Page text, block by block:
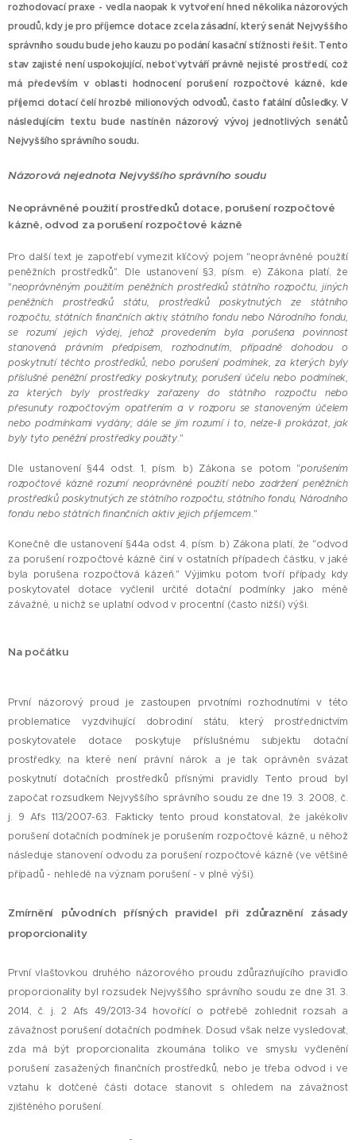
rozhodovací praxe - vedla naopak k vytvoření hned několika názorových
proudů, kdy je pro příjemce dotace zcela zásadní, který senát Nejvyššího
správního soudu bude jeho kauzu po podání kasační stížnosti řešit. Tento
stav zajisté není uspokojující, neboť vytváří právně nejisté prostředí, což
má především v oblasti hodnocení porušení rozpočtové kázně, kde
příjemci dotací čelí hrozbě milionových odvodů, často fatální důsledky. V
následujícím textu bude nastíněn názorový vývoj jednotlivých senátů
Nejvyššího správního soudu.
Názorová nejednota Nejvyššího správního soudu
Neoprávněné použití prostředků dotace, porušení rozpočtové
kázně, odvod za porušení rozpočtové kázně
Pro další text je zapotřebí vymezit klíčový pojem "neoprávněné použití
peněžních prostředků". Dle ustanovení §3, písm. e) Zákona platí, že
"neoprávněným použitím peněžních prostředků státního rozpočtu, jiných
peněžních prostředků státu, prostředků poskytnutých ze státního
rozpočtu, státních finančních aktiv, státního fondu nebo Národního fondu,
se rozumí jejich výdej, jehož provedením byla porušena povinnost
stanovená právním předpisem, rozhodnutím, případně dohodou o
poskytnutí těchto prostředků, nebo porušení podmínek, za kterých byly
příslušné peněžní prostředky poskytnuty, porušení účelu nebo podmínek,
za kterých byly prostředky zařazeny do státního rozpočtu nebo
přesunuty rozpočtovým opatřením a v rozporu se stanoveným účelem
nebo podmínkami vydány; dále se jím rozumí i to, nelze-li prokázat, jak
byly tyto peněžní prostředky použity."
Dle ustanovení §44 odst. 1, písm. b) Zákona se potom "porušením
rozpočtové kázně rozumí neoprávněné použití nebo zadržení peněžních
prostředků poskytnutých ze státního rozpočtu, státního fondu, Národního
fondu nebo státních finančních aktiv jejich příjemcem."
Konečně dle ustanovení §44a odst. 4, písm. b) Zákona platí, že "odvod
za porušení rozpočtové kázně činí v ostatních případech částku, v jaké
byla porušena rozpočtová kázeň." Výjimku potom tvoří případy, kdy
poskytovatel dotace vyčlenil určité dotační podmínky jako méně
závažné, u nichž se uplatní odvod v procentní (často nižší) výši.
Na počátku
První názorový proud je zastoupen prvotními rozhodnutími v této
problematice vyzdvihující dobrodiní státu, který prostřednictvím
poskytovatele dotace poskytuje příslušnému subjektu dotační
prostředky, na které není právní nárok a je tak oprávněn svázat
poskytnutí dotačních prostředků přísnými pravidly. Tento proud byl
započat rozsudkem Nejvyššího správního soudu ze dne 19. 3. 2008, č.
j. 9 Afs 113/2007-63. Fakticky tento proud konstatoval, že jakékoliv
porušení dotačních podmínek je porušením rozpočtové kázně, u něhož
následuje stanovení odvodu za porušení rozpočtové kázně (ve většině
případů - nehledě na význam porušení - v plné výši).
Zmírnění původních přísných pravidel při zdůraznění zásady
proporcionality
První vlaštovkou druhého názorového proudu zdůrazňujícího pravidlo
proporcionality byl rozsudek Nejvyššího správního soudu ze dne 31. 3.
2014, č. j. 2 Afs 49/2013-34 hovořící o potřebě zohlednit rozsah a
závažnost porušení dotačních podmínek. Dosud však nelze vysledovat,
zda má být proporcionalita zkoumána toliko ve smyslu vyčlenění
porušení zasažených finančních prostředků, nebo je třeba odvod i ve
vztahu k dotčené části dotace stanovit s ohledem na závažnost
zjištěného porušení.